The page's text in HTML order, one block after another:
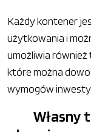
Każdy kontener
użytkowania i
umożliwia
które można
wymogów
Własny